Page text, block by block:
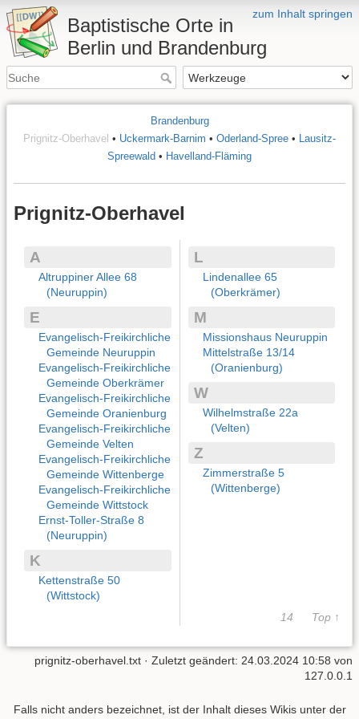
zum Inhalt springen
Baptistische Orte in
Berlin und Brandenburg
Brandenburg
Prignitz-Oberhavel • Uckermark-Barnim • Oderland-Spree • Lausitz-
Spreewald • Havelland-Fläming
Prignitz-Oberhavel
14
A
Altruppiner Allee 68
(Neuruppin)
E
Evangelisch-Freikirchliche
Gemeinde Neuruppin
Evangelisch-Freikirchliche
Gemeinde Oberkrämer
Evangelisch-Freikirchliche
Gemeinde Oranienburg
Evangelisch-Freikirchliche
Gemeinde Velten
Evangelisch-Freikirchliche
Gemeinde Wittenberge
Evangelisch-Freikirchliche
Gemeinde Wittstock
Ernst-Toller-Straße 8
(Neuruppin)
K
Kettenstraße 50
(Wittstock)
L
Lindenallee 65
(Oberkrämer)
M
Missionshaus Neuruppin
Mittelstraße 13/14
(Oranienburg)
W
Wilhelmstraße 22a
(Velten)
Z
Zimmerstraße 5
(Wittenberge)
Top ↑
prignitz-oberhavel.txt · Zuletzt geändert: 24.03.2024 10:58 von
127.0.0.1
Falls nicht anders bezeichnet, ist der Inhalt dieses Wikis unter der